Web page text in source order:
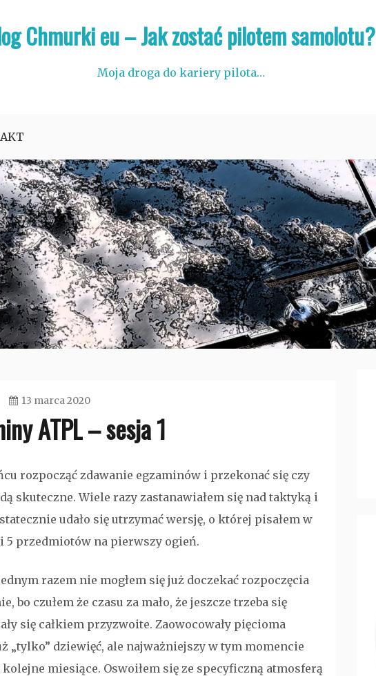
Chmurki eu – Jak zostać pilotem samolotu?
Moja droga do kariery pilota…
13 marca 2020
ATPL – sesja 1
kategorii
rozpocząć zdawanie egzaminów i przekonać się czy
skuteczne. Wiele razy zastanawiałem się nad taktyką i
udało się utrzymać wersję, o której pisałem w
5 przedmiotów na pierwszy ogień.
razem nie mogłem się już doczekać rozpoczęcia
bo czułem że czasu za mało, że jeszcze trzeba się
się całkiem przyzwoite. Zaowocowały pięcioma
„tylko” dziewięć, ale najważniejszy w tym momencie
miesiące. Oswoiłem się ze specyficzną atmosferą